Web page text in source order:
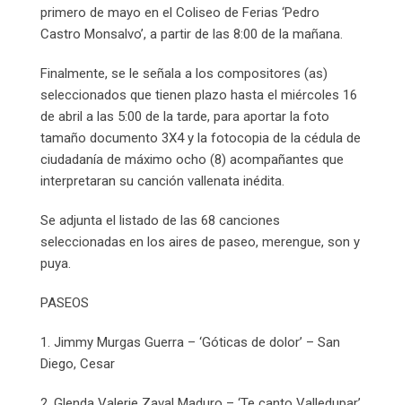
primero de mayo en el Coliseo de Ferias ‘Pedro
Castro Monsalvo’, a partir de las 8:00 de la mañana.
Finalmente, se le señala a los compositores (as)
seleccionados que tienen plazo hasta el miércoles 16
de abril a las 5:00 de la tarde, para aportar la foto
tamaño documento 3X4 y la fotocopia de la cédula de
ciudadanía de máximo ocho (8) acompañantes que
interpretaran su canción vallenata inédita.
Se adjunta el listado de las 68 canciones
seleccionadas en los aires de paseo, merengue, son y
puya.
PASEOS
1. Jimmy Murgas Guerra – ‘Góticas de dolor’ – San
Diego, Cesar